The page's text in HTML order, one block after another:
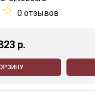
☆ 0 отзывов
p.